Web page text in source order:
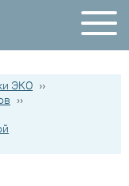
ЭКО ››
››